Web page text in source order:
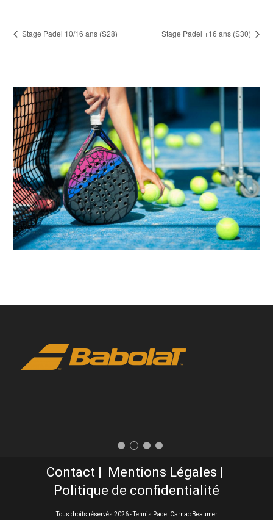
Stage Padel 10/16 ans (S28) Stage Padel +16 ans (S30)
Contact
Mentions Légales
Politique de confidentialité
Tous droits réservés 2026 - Tennis Padel Carnac Beaumer